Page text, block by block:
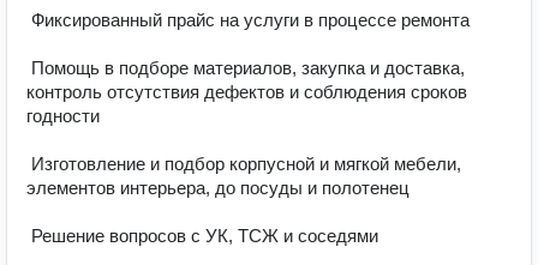
контроль отсутствия дефектов и соблюдения сроков
годности
элементов интерьера, до посуды и полотенец